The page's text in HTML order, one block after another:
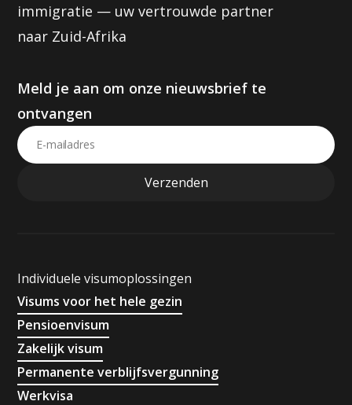
immigratie — uw vertrouwde partner
naar Zuid-Afrika
Meld je aan om onze nieuwsbrief te
ontvangen
Individuele visumoplossingen
Visums voor het hele gezin
Pensioenvisum
Zakelijk visum
Permanente verblijfsvergunning
Werkvisa